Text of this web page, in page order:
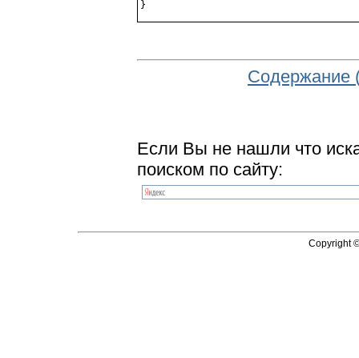
Содержание
Если Вы не нашли что
поиском по сайту:
Copyright